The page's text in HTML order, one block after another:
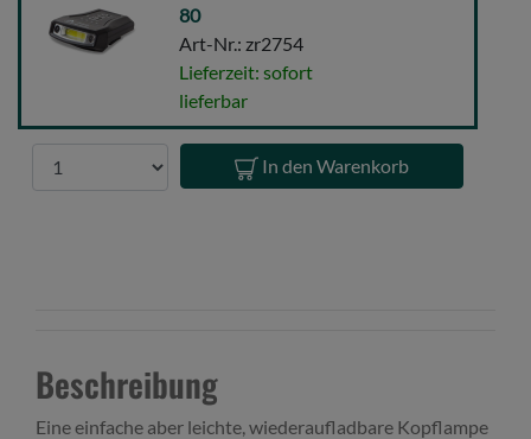
Capster
RS-
80
Art-Nr.: zr2754
Lieferzeit: sofort
lieferbar
In den Warenkorb
Beschreibung
Eine einfache aber leichte, wiederaufladbare Kopflampe